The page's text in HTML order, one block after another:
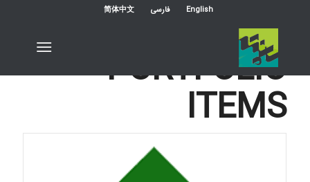
English فارسی 简体中文
PORTFOLIO
ITEMS